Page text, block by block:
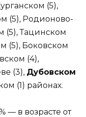
(5),
(5), Родионово-
(5), Тацинском
(5), Боковском
(4),
(3), Дубовском
(1) районах.
— в возрасте от